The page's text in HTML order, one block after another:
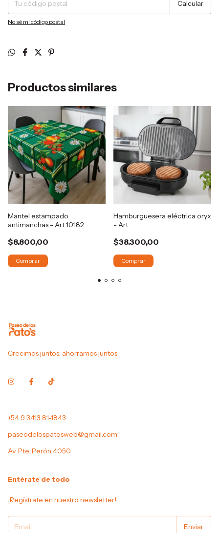
Calcular
No sé mi código postal
Productos similares
Mantel estampado
antimanchas - Art 10182
$8.800,00
Hamburguesera eléctrica oryx
- Art
$38.300,00
Crecimos juntos, ahorramos juntos.
+54 9 3413 81-1843
paseodelospatosweb@gmail.com
Av. Pte. Perón 4050
Entérate de todo
¡Regístrate en nuestro newsletter!